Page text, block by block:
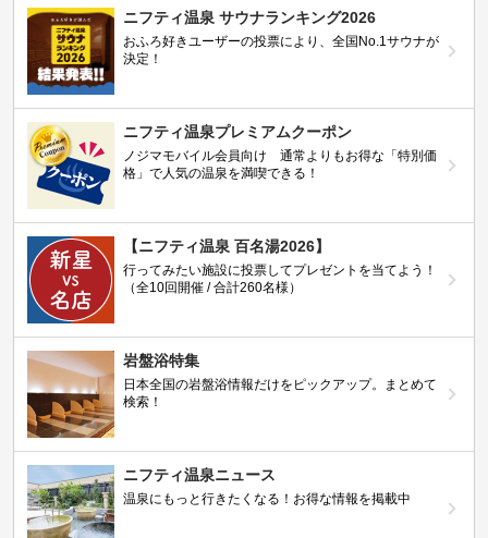
ニフティ温泉 サウナランキング2026
おふろ好きユーザーの投票により、全国No.1サウナが
決定！
ニフティ温泉プレミアムクーポン
ノジマモバイル会員向け 通常よりもお得な「特別価
格」で人気の温泉を満喫できる！
【ニフティ温泉 百名湯2026】
行ってみたい施設に投票してプレゼントを当てよう！
（全10回開催 / 合計260名様）
岩盤浴特集
日本全国の岩盤浴情報だけをピックアップ。まとめて
検索！
ニフティ温泉ニュース
温泉にもっと行きたくなる！お得な情報を掲載中